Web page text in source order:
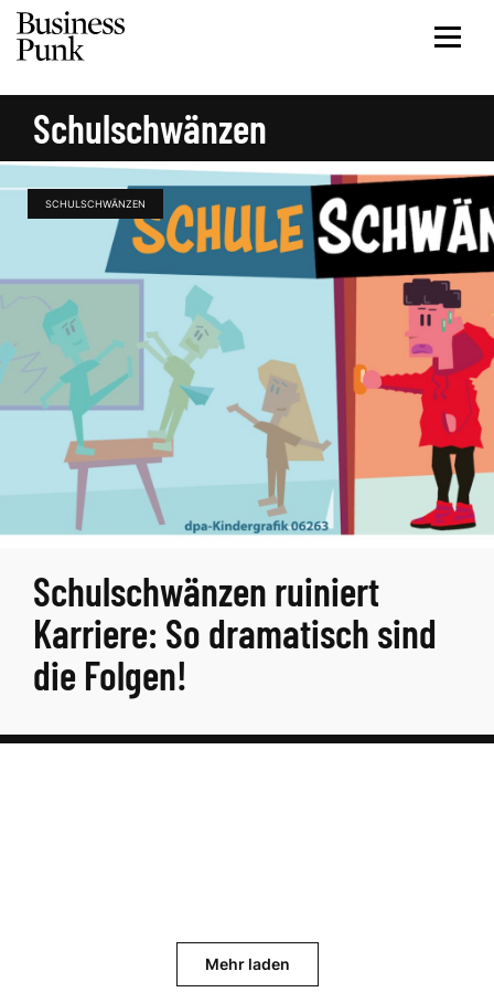
Schulschwänzen
SCHULSCHWÄNZEN
Schulschwänzen ruiniert
Karriere: So dramatisch sind
die Folgen!
Mehr laden